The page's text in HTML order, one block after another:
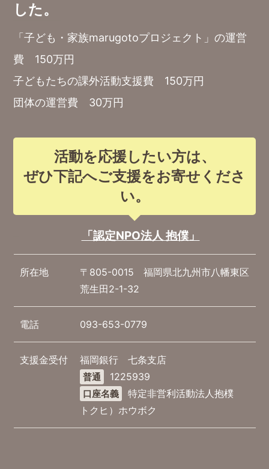
した。
「子ども・家族marugotoプロジェクト」の運営
費 150万円
子どもたちの課外活動支援費 150万円
団体の運営費 30万円
活動を応援したい方は、
ぜひ下記へご支援をお寄せくださ
い。
「認定NPO法人 抱僕」
所在地
〒805-0015 福岡県北九州市八幡東区
荒生田2-1-32
電話 093-653-0779
支援金受付 福岡銀行 七条支店
普通 1225939
口座名義
特定非営利活動法人抱樸
トクヒ）ホウボク